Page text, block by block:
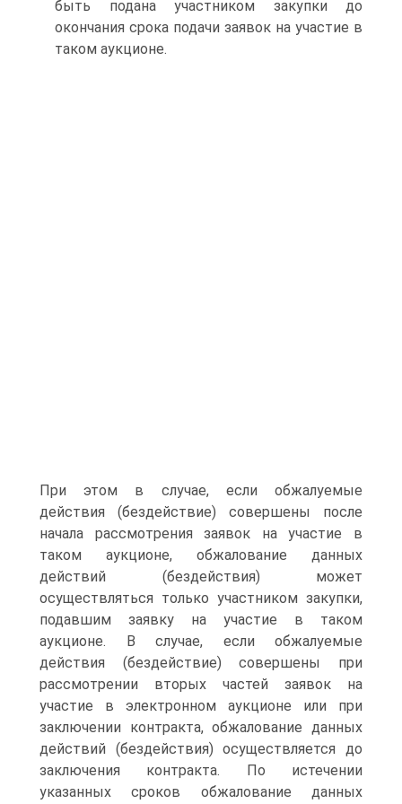
быть подана участником закупки до
окончания срока подачи заявок на участие в
таком аукционе.
При этом в случае, если обжалуемые
действия (бездействие) совершены после
начала рассмотрения заявок на участие в
таком аукционе, обжалование данных
действий (бездействия) может
осуществляться только участником закупки,
подавшим заявку на участие в таком
аукционе. В случае, если обжалуемые
действия (бездействие) совершены при
рассмотрении вторых частей заявок на
участие в электронном аукционе или при
заключении контракта, обжалование данных
действий (бездействия) осуществляется до
заключения контракта. По истечении
указанных сроков обжалование данных